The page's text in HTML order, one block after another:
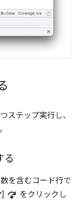
ステップ実行し、
る
を含むコード行で
] step_over をクリックし